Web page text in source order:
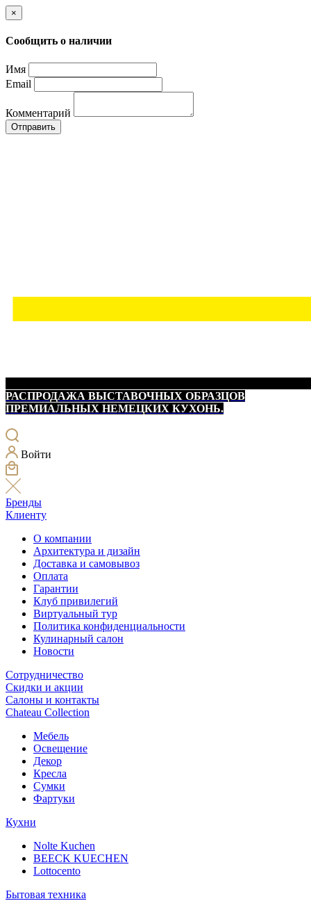
×
Сообщить о наличии
Имя
Email
Комментарий
Отправить
РАСПРОДАЖА ВЫСТАВОЧНЫХ ОБРАЗЦОВ
ПРЕМИАЛЬНЫХ НЕМЕЦКИХ КУХОНЬ.
Войти
Бренды
Клиенту
О компании
Архитектура и дизайн
Доставка и самовывоз
Оплата
Гарантии
Клуб привилегий
Виртуальный тур
Политика конфиденциальности
Кулинарный салон
Новости
Сотрудничество
Скидки и акции
Салоны и контакты
Chateau Collection
Мебель
Освещение
Декор
Кресла
Сумки
Фартуки
Кухни
Nolte Kuchen
BEECK KUECHEN
Lottocento
Бытовая техника